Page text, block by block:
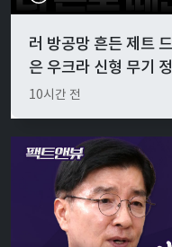
러 방공망 흔든 제트
은 우크라 신형 무기
10시간 전